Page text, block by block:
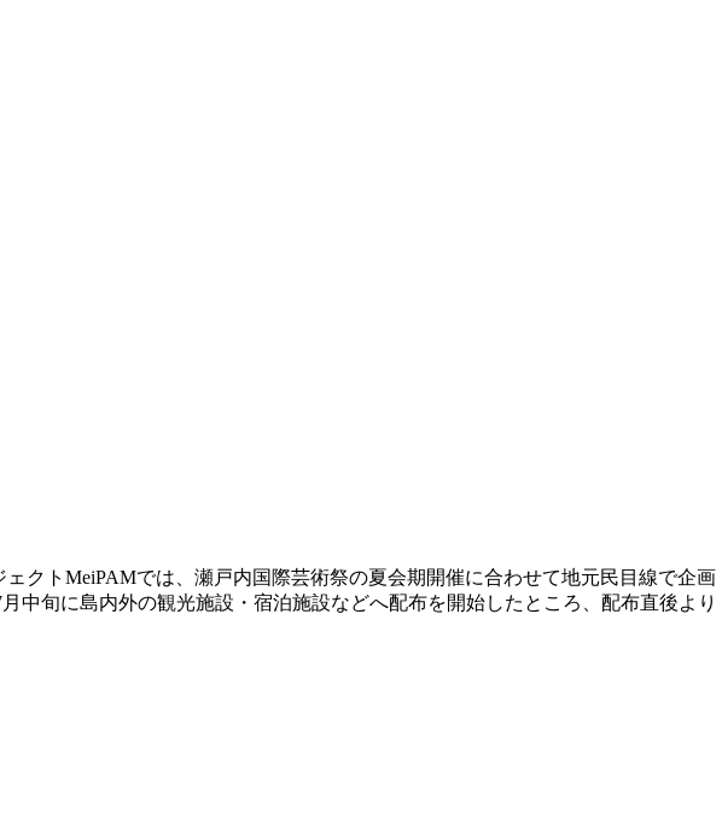
クトMeiPAMでは、瀬戸内国際芸術祭の夏会期開催に合わせて地元民目線で企画
中旬に島内外の観光施設・宿泊施設などへ配布を開始したところ、配布直後より